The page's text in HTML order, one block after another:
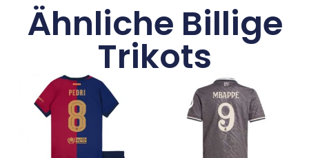
Ähnliche Billige
Trikots